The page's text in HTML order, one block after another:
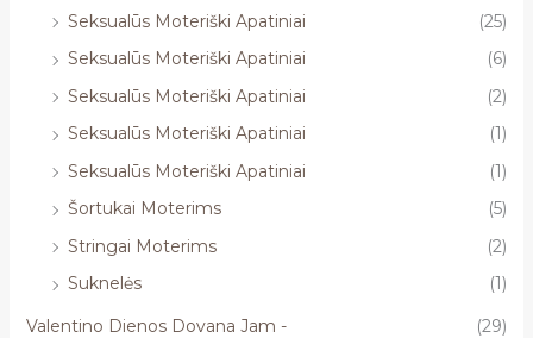
Seksualūs Moteriški Apatiniai
(25)
Seksualūs Moteriški Apatiniai
(6)
Seksualūs Moteriški Apatiniai
(2)
Seksualūs Moteriški Apatiniai
(1)
Seksualūs Moteriški Apatiniai
(1)
Šortukai Moterims
(5)
Stringai Moterims
(2)
Suknelės
(1)
Valentino Dienos Dovana Jam -
(29)